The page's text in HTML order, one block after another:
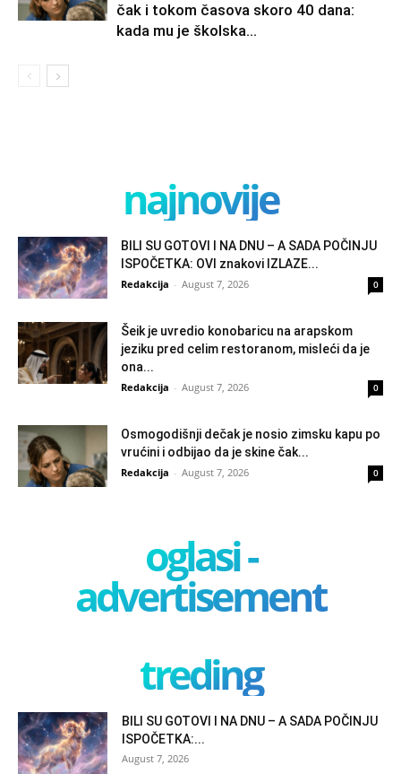
čak i tokom časova skoro 40 dana:
kada mu je školska...
najnovije
BILI SU GOTOVI I NA DNU – A SADA POČINJU
ISPOČETKA: OVI znakovi IZLAZE...
Redakcija - August 7, 2026 0
Šeik je uvredio konobaricu na arapskom
jeziku pred celim restoranom, misleći da je
ona...
Redakcija - August 7, 2026 0
Osmogodišnji dečak je nosio zimsku kapu po
vrućini i odbijao da je skine čak...
Redakcija - August 7, 2026 0
oglasi -
advertisement
treding
BILI SU GOTOVI I NA DNU – A SADA POČINJU
ISPOČETKA:...
August 7, 2026